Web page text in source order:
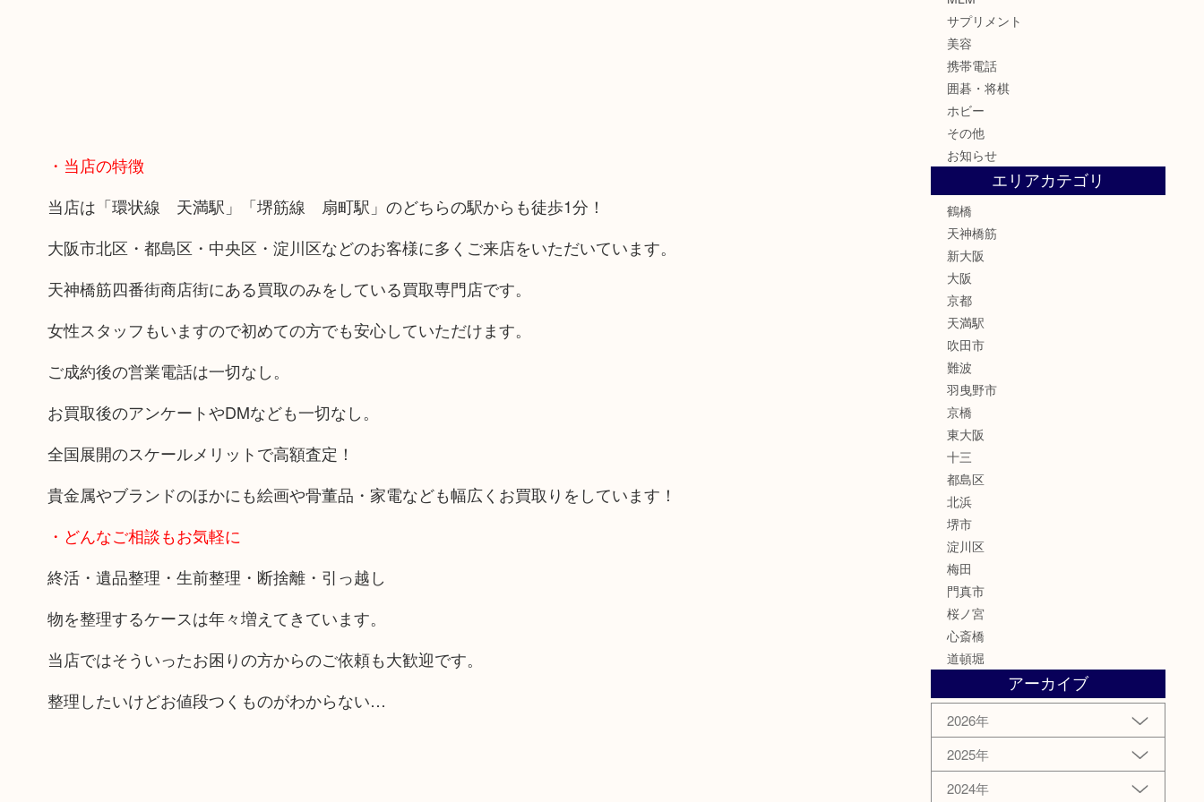
・当店の特徴
当店は「環状線 天満駅」「堺筋線 扇町駅」のどちらの駅からも徒歩1分！
大阪市北区・都島区・中央区・淀川区などのお客様に多くご来店をいただいています。
天神橋筋四番街商店街にある買取のみをしている買取専門店です。
女性スタッフもいますので初めての方でも安心していただけます。
ご成約後の営業電話は一切なし。
お買取後のアンケートやDMなども一切なし。
全国展開のスケールメリットで高額査定！
貴金属やブランドのほかにも絵画や骨董品・家電なども幅広くお買取りをしています！
・どんなご相談もお気軽に
終活・遺品整理・生前整理・断捨離・引っ越し
物を整理するケースは年々増えてきています。
当店ではそういったお困りの方からのご依頼も大歓迎です。
整理したいけどお値段つくものがわからない…
サプリメント
美容
携帯電話
囲碁・将棋
ホビー
その他
お知らせ
エリアカテゴリ
鶴橋
天神橋筋
新大阪
大阪
京都
天満駅
吹田市
難波
羽曳野市
京橋
東大阪
十三
都島区
北浜
堺市
淀川区
梅田
門真市
桜ノ宮
心斎橋
道頓堀
アーカイブ
2026年
2025年
2024年